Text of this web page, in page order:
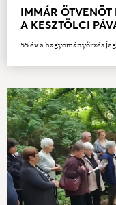
IMMÁR
A KESZTÖLCI
55 év a hagyományőrzés